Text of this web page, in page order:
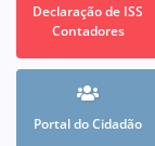
Declaração de ISS
Contadores
Portal do Cidadão